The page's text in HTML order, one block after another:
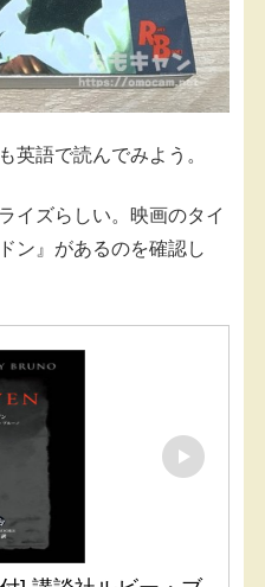
英語で読んでみよう。
イズらしい。映画のタイ
ン』があるのを確認し